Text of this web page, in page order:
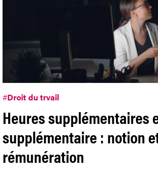
#Droit du trvail
Heures supplémentaires
supplémentaire : notion
rémunération